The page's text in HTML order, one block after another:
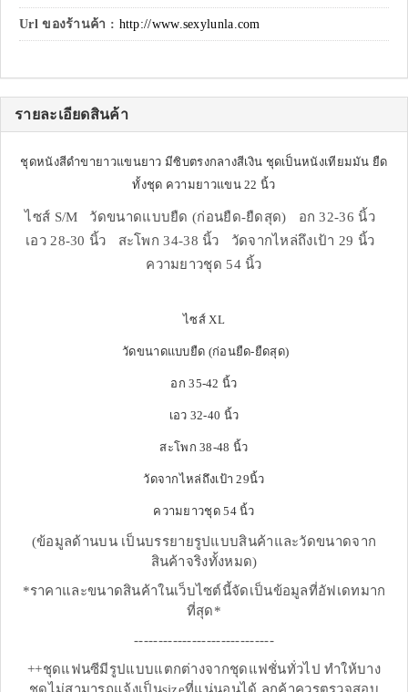
Url ของร้านค้า : http://www.sexylunla.com
รายละเอียดสินค้า
ชุดหนังสีดำขายาวแขนยาว มีซิบตรงกลางสีเงิน ชุดเป็นหนังเทียมมัน ยืด
ทั้งชุด ความยาวแขน 22 นิ้ว
ไซส์ S/M วัดขนาดแบบยืด (ก่อนยืด-ยืดสุด) อก 32-36 นิ้ว
เอว 28-30 นิ้ว สะโพก 34-38 นิ้ว วัดจากไหล่ถึงเป้า 29 นิ้ว
ความยาวชุด 54 นิ้ว
ไซส์ XL
วัดขนาดแบบยืด (ก่อนยืด-ยืดสุด)
อก 35-42 นิ้ว
เอว 32-40 นิ้ว
สะโพก 38-48 นิ้ว
วัดจากไหล่ถึงเป้า 29นิ้ว
ความยาวชุด 54 นิ้ว
(ข้อมูลด้านบน เป็นบรรยายรูปแบบสินค้าและวัดขนาดจาก
สินค้าจริงทั้งหมด)
*ราคาและขนาดสินค้าในเว็บไซต์นี้จัดเป็นข้อมูลที่อัฟเดทมาก
ที่สุด*
-----------------------------
++ชุดแฟนซีมีรูปแบบแตกต่างจากชุดแฟชั่นทั่วไป ทำให้บาง